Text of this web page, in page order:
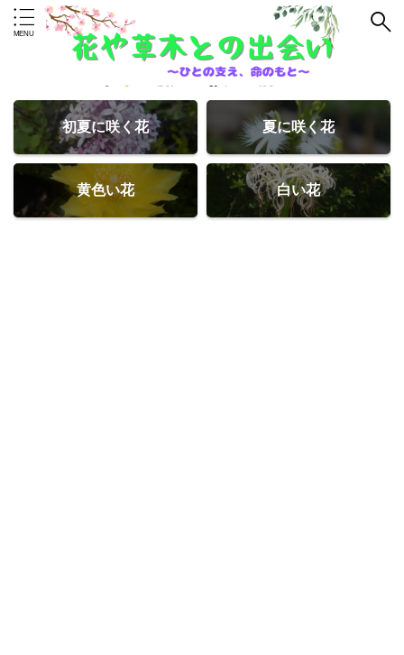
初夏に咲く花 夏に咲く花
黄色い花 白い花